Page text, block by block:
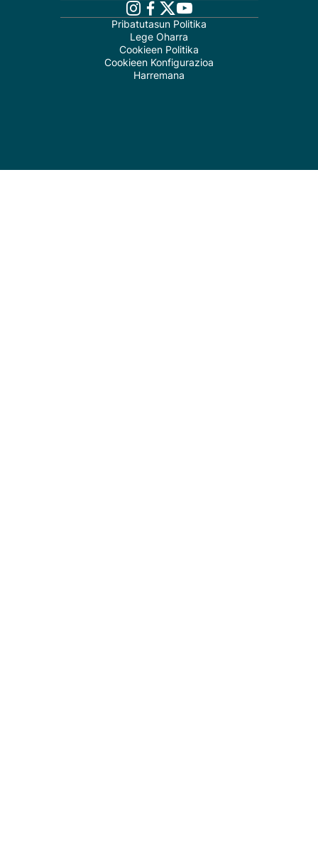
Pribatutasun Politika
Lege Oharra
Cookieen Politika
Cookieen Konfigurazioa
Harremana